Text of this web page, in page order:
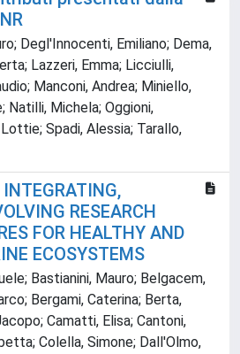
Degl'Innocenti, Emiliano; Dema,
Lazzeri, Emma; Licciulli,
Manconi, Andrea; Miniello,
Natilli, Michela; Oggioni,
Spadi, Alessia; Tarallo,
INTEGRATING,
RESEARCH
FOR HEALTHY AND
ECOSYSTEMS
Bastianini, Mauro; Belgacem,
Bergami, Caterina; Berta,
Camatti, Elisa; Cantoni,
Colella, Simone; Dall'Olmo,